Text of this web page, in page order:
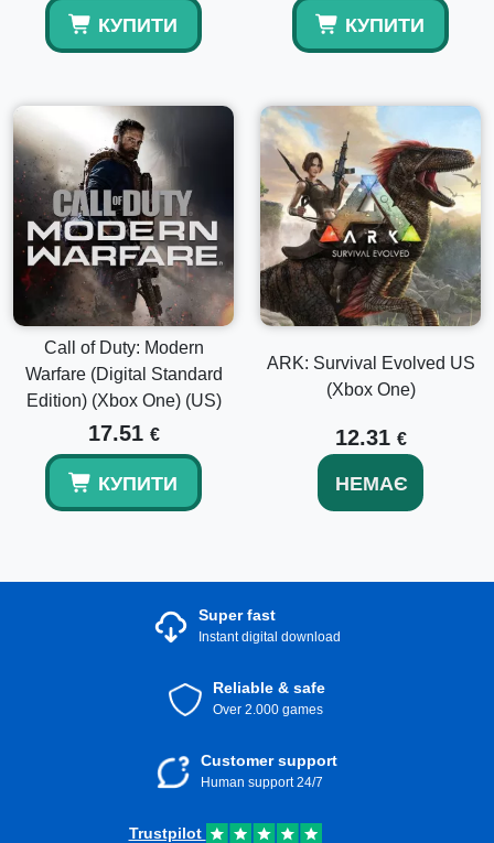
КУПИТИ КУПИТИ
Call of Duty: Modern
Warfare (Digital Standard
Edition) (Xbox One) (US)
17.51 €
КУПИТИ
ARK: Survival Evolved US
(Xbox One)
12.31 €
НЕМАЄ
Super fast
Instant digital download
Reliable & safe
Over 2.000 games
Customer support
Human support 24/7
Trustpilot